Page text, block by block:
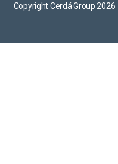
Copyright Cerdá Group 2026